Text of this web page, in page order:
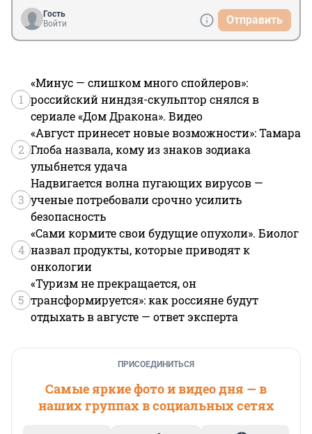
Гость
Войти
Отправить
1
«Минус — слишком много спойлеров»:
российский ниндзя-скульптор снялся в
сериале «Дом Дракона». Видео
2
«Август принесет новые возможности»: Тамара
Глоба назвала, кому из знаков зодиака
улыбнется удача
3
Надвигается волна пугающих вирусов —
ученые потребовали срочно усилить
безопасность
4
«Сами кормите свои будущие опухоли». Биолог
назвал продукты, которые приводят к
онкологии
5
«Туризм не прекращается, он
трансформируется»: как россияне будут
отдыхать в августе — ответ эксперта
ПРИСОЕДИНИТЬСЯ
Самые яркие фото и видео дня — в
наших группах в социальных сетях